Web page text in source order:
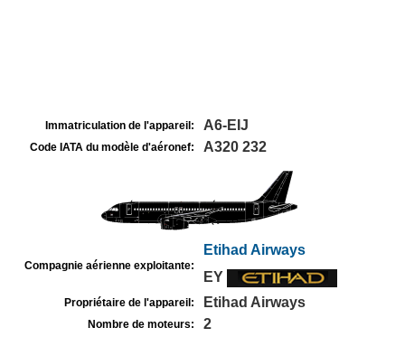
Immatriculation de l'appareil: A6-EIJ
Code IATA du modèle d'aéronef: A320 232
Compagnie aérienne exploitante:
Etihad Airways
EY
Propriétaire de l'appareil: Etihad Airways
Nombre de moteurs: 2